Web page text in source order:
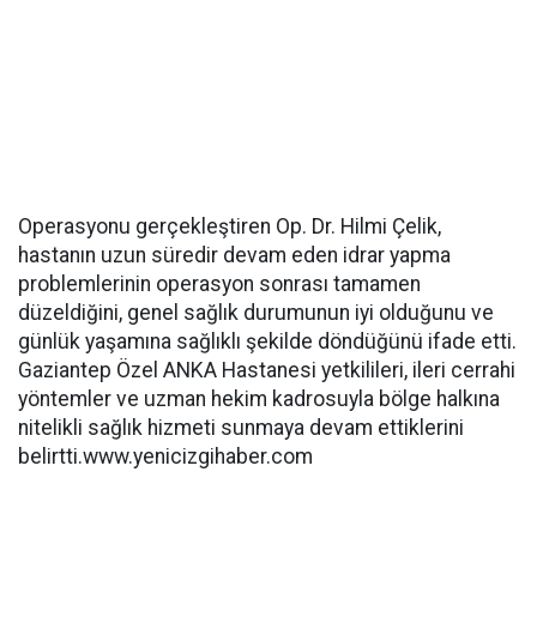
Operasyonu gerçekleştiren Op. Dr. Hilmi Çelik,
hastanın uzun süredir devam eden idrar yapma
problemlerinin operasyon sonrası tamamen
düzeldiğini, genel sağlık durumunun iyi olduğunu ve
günlük yaşamına sağlıklı şekilde döndüğünü ifade etti.
Gaziantep Özel ANKA Hastanesi yetkilileri, ileri cerrahi
yöntemler ve uzman hekim kadrosuyla bölge halkına
nitelikli sağlık hizmeti sunmaya devam ettiklerini
belirtti.www.yenicizgihaber.com